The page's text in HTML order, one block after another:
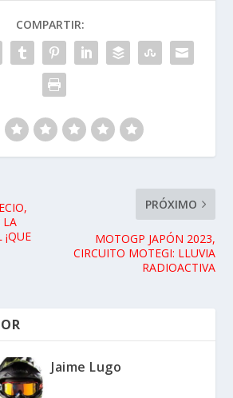
COMPARTIR:
LA
¡QUE
PRÓXIMO
MOTOGP JAPÓN 2023,
CIRCUITO MOTEGI: LLUVIA
RADIOACTIVA
Jaime Lugo